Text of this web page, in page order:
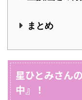
まとめ
星ひとみさん
中』！